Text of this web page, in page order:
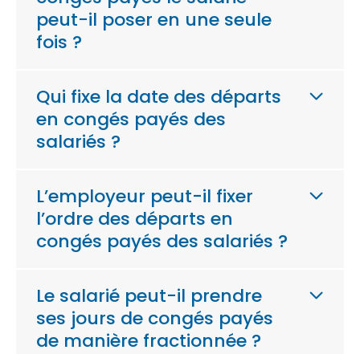
peut-il poser en une seule
fois ?
Qui fixe la date des départs
en congés payés des
salariés ?
L’employeur peut-il fixer
l’ordre des départs en
congés payés des salariés ?
Le salarié peut-il prendre
ses jours de congés payés
de manière fractionnée ?